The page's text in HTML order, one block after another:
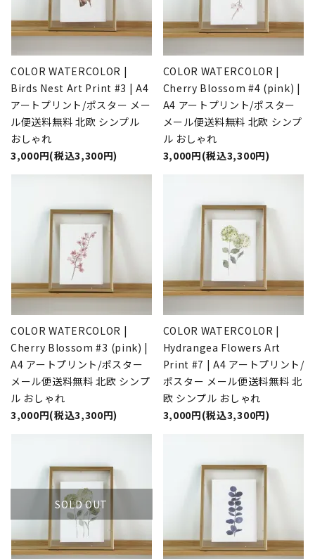
COLOR WATERCOLOR |
Birds Nest Art Print #3 | A4
アートプリント/ポスター メー
ル便送料無料 北欧 シンプル
おしゃれ
3,000円(税込3,300円)
COLOR WATERCOLOR |
Cherry Blossom #4 (pink) |
A4 アートプリント/ポスター
メール便送料無料 北欧 シンプ
ル おしゃれ
3,000円(税込3,300円)
COLOR WATERCOLOR |
Cherry Blossom #3 (pink) |
A4 アートプリント/ポスター
メール便送料無料 北欧 シンプ
ル おしゃれ
3,000円(税込3,300円)
COLOR WATERCOLOR |
Hydrangea Flowers Art
Print #7 | A4 アートプリント/
ポスター メール便送料無料 北
欧 シンプル おしゃれ
3,000円(税込3,300円)
SOLD OUT